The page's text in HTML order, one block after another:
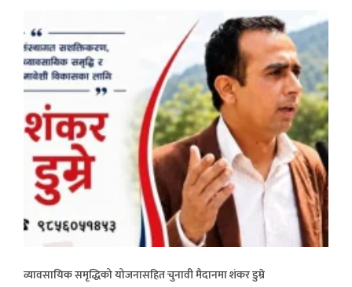
व्यावसायिक समृद्धिको योजनासहित चुनावी मैदानमा शंकर डुम्रे